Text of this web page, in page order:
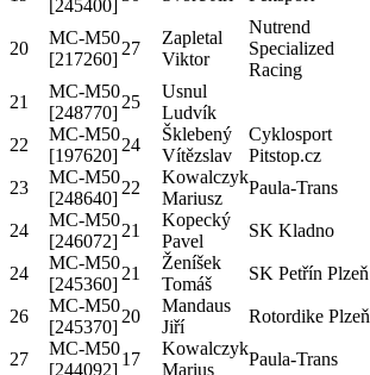
[245400]
20
MC-M50
[217260]
27
Zapletal
Viktor
Nutrend
Specialized
Racing
21
MC-M50
[248770]
25
Usnul
Ludvík
22
MC-M50
[197620]
24
Šklebený
Vítězslav
Cyklosport
Pitstop.cz
23
MC-M50
[248640]
22
Kowalczyk
Mariusz
Paula-Trans
24
MC-M50
[246072]
21
Kopecký
Pavel
SK Kladno
24
MC-M50
[245360]
21
Ženíšek
Tomáš
SK Petřín Plzeň
26
MC-M50
[245370]
20
Mandaus
Jiří
Rotordike Plzeň
27
MC-M50
[244092]
17
Kowalczyk
Marius
Paula-Trans